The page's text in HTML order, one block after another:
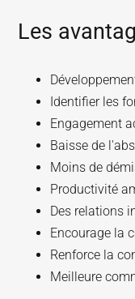
Les
Identifier les
Engagement
Baisse de
Moins de
Productivité
Des relations
Encourage la
Renforce la
Meilleure